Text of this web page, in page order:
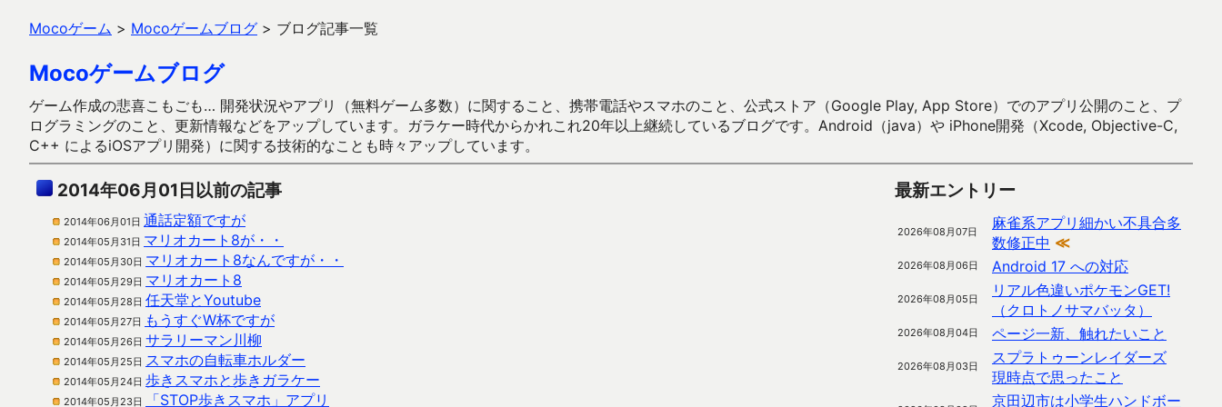
Mocoゲーム > Mocoゲームブログ > ブログ記事一覧
Mocoゲームブログ
ゲーム作成の悲喜こもごも… 開発状況やアプリ（無料ゲーム多数）に関すること、携帯電話やスマホのこと、公式ストア（Google Play, App Store）でのアプリ公開のこと、プ
ログラミングのこと、更新情報などをアップしています。ガラケー時代からかれこれ20年以上継続しているブログです。Android（java）や iPhone開発（Xcode, Objective-C,
C++ によるiOSアプリ開発）に関する技術的なことも時々アップしています。
2014年06月01日以前の記事
2014年06月01日 通話定額ですが
2014年05月31日 マリオカート8が・・
2014年05月30日 マリオカート8なんですが・・
2014年05月29日 マリオカート8
2014年05月28日 任天堂とYoutube
2014年05月27日 もうすぐW杯ですが
2014年05月26日 サラリーマン川柳
2014年05月25日 スマホの自転車ホルダー
2014年05月24日 歩きスマホと歩きガラケー
2014年05月23日 「STOP歩きスマホ」アプリ
最新エントリー
2026年08月07日
麻雀系アプリ細かい不具合多
数修正中 ≪
2026年08月06日 Android 17 への対応
2026年08月05日
リアル色違いポケモンGET!
（クロトノサマバッタ）
2026年08月04日 ページ一新、触れたいこと
2026年08月03日
スプラトゥーンレイダーズ
現時点で思ったこと
京田辺市は小学生ハンドボー